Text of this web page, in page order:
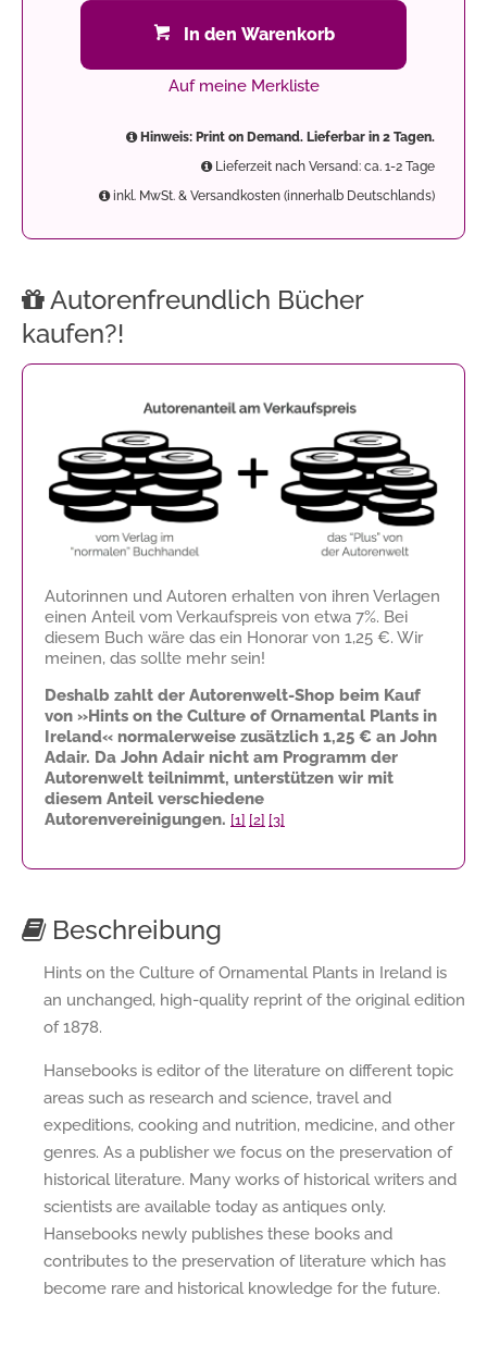
In den Warenkorb
Auf meine Merkliste
Hinweis: Print on Demand. Lieferbar in 2 Tagen.
Lieferzeit nach Versand: ca. 1-2 Tage
inkl. MwSt. & Versandkosten (innerhalb Deutschlands)
Autorenfreundlich Bücher
kaufen?!
Autorinnen und Autoren erhalten von ihren Verlagen
einen Anteil vom Verkaufspreis von etwa 7%. Bei
diesem Buch wäre das ein Honorar von 1,25 €. Wir
meinen, das sollte mehr sein!
Deshalb zahlt der Autorenwelt-Shop beim Kauf
von »Hints on the Culture of Ornamental Plants in
Ireland« normalerweise zusätzlich 1,25 € an John
Adair. Da John Adair nicht am Programm der
Autorenwelt teilnimmt, unterstützen wir mit
diesem Anteil verschiedene
Autorenvereinigungen. [1] [2] [3]
Beschreibung
Hints on the Culture of Ornamental Plants in Ireland is
an unchanged, high-quality reprint of the original edition
of 1878.
Hansebooks is editor of the literature on different topic
areas such as research and science, travel and
expeditions, cooking and nutrition, medicine, and other
genres. As a publisher we focus on the preservation of
historical literature. Many works of historical writers and
scientists are available today as antiques only.
Hansebooks newly publishes these books and
contributes to the preservation of literature which has
become rare and historical knowledge for the future.